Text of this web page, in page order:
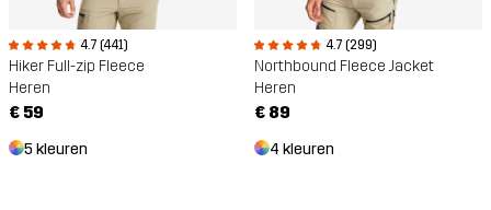
4.7 (441)
Hiker Full-zip Fleece
Heren
€ 59
5 kleuren
4.7 (299)
Northbound Fleece Jacket
Heren
€ 89
4 kleuren